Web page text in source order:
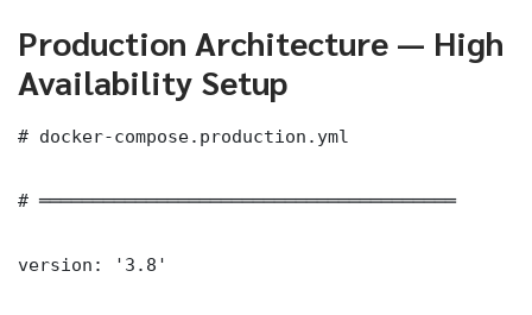
Production Architecture — High
Availability Setup
# docker-compose.production.yml
# ═══════════════════════════════════════
version: '3.8'